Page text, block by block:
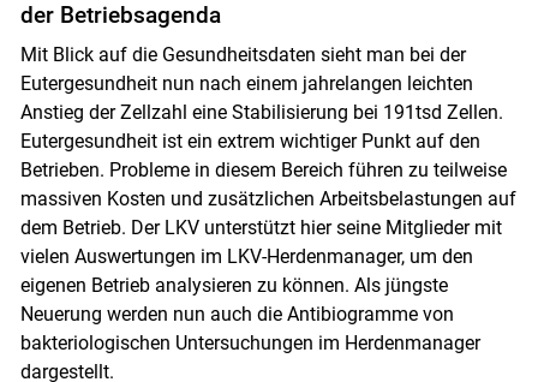
der Betriebsagenda
Mit Blick auf die Gesundheitsdaten sieht man bei der
Eutergesundheit nun nach einem jahrelangen leichten
Anstieg der Zellzahl eine Stabilisierung bei 191tsd Zellen.
Eutergesundheit ist ein extrem wichtiger Punkt auf den
Betrieben. Probleme in diesem Bereich führen zu teilweise
massiven Kosten und zusätzlichen Arbeitsbelastungen auf
dem Betrieb. Der LKV unterstützt hier seine Mitglieder mit
vielen Auswertungen im LKV-Herdenmanager, um den
eigenen Betrieb analysieren zu können. Als jüngste
Neuerung werden nun auch die Antibiogramme von
bakteriologischen Untersuchungen im Herdenmanager
dargestellt.